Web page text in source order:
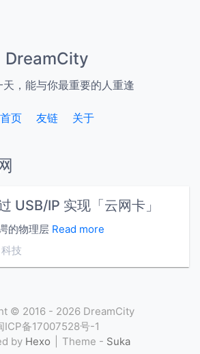
DreamCity
天，能与你最重要的人重逢
首页 友链 关于
USB/IP 实现「云网卡」
的物理层 Read more
科技
© 2016 - 2026 DreamCity
ICP备17007528号-1
by Hexo Theme - Suka